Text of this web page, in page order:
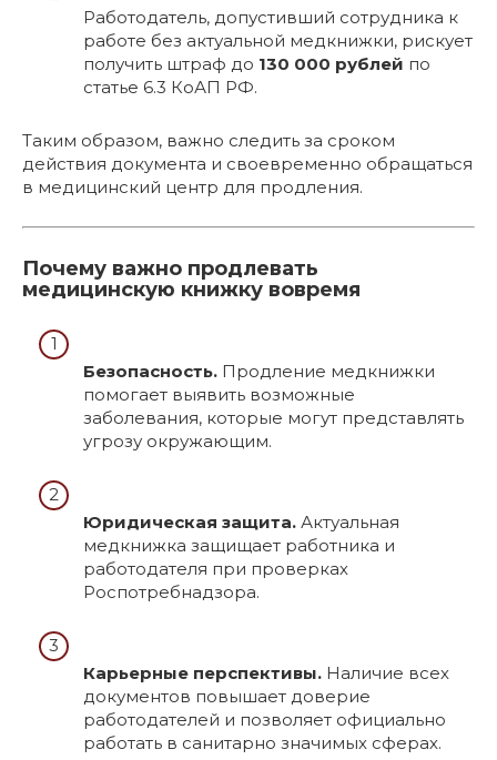
Работодатель, допустивший сотрудника к
работе без актуальной медкнижки, рискует
получить штраф до 130 000 рублей по
статье 6.3 КоАП РФ.
Таким образом, важно следить за сроком
действия документа и своевременно обращаться
в медицинский центр для продления.
Почему важно продлевать
медицинскую книжку вовремя
Безопасность. Продление медкнижки
помогает выявить возможные
заболевания, которые могут представлять
угрозу окружающим.
Юридическая защита. Актуальная
медкнижка защищает работника и
работодателя при проверках
Роспотребнадзора.
Карьерные перспективы. Наличие всех
документов повышает доверие
работодателей и позволяет официально
работать в санитарно значимых сферах.